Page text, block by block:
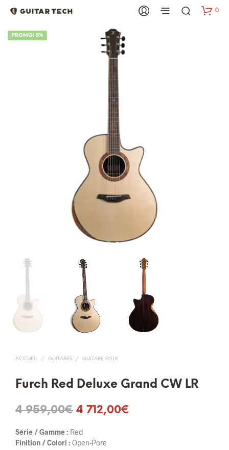
0
PROMO! 5%
ACCUEIL / GUITARES / GUITARE FOLK
Furch Red Deluxe Grand CW LR
4 959,00€ Le
prix
initial
4 712,00€
Série / Gamme : Red
Finition / Colori : Open-Pore